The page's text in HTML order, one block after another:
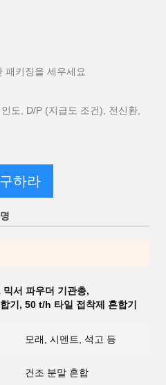
패키징을 세우세요
도, D/P (지급도 조건), 전신환,
하라
서 파우더 기관총,
기 , 50 t/h 타일 접착제 혼합기
모래, 시멘트, 석고 등
건조 분말 혼합